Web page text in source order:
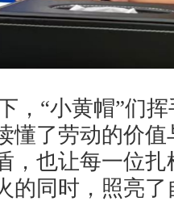
，“小黄帽”们
懂了劳动的价
，也让每一位扎
的同时，照亮